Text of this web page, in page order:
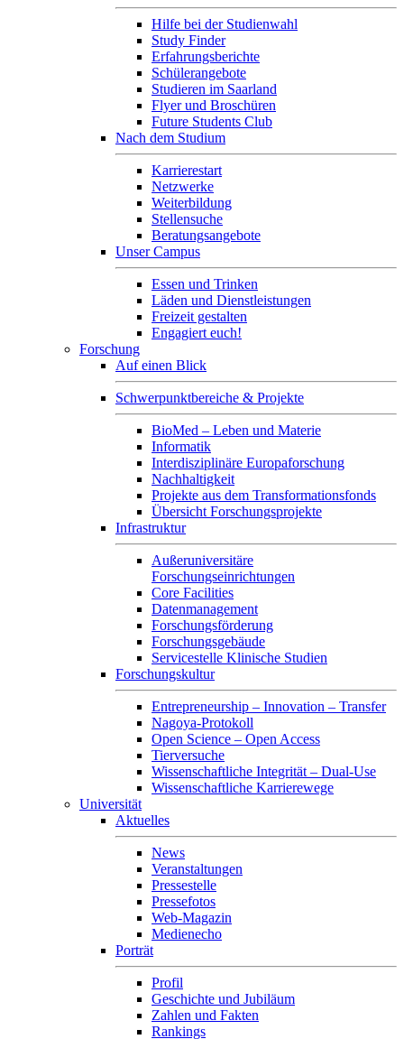
Hilfe bei der Studienwahl
Study Finder
Erfahrungsberichte
Schülerangebote
Studieren im Saarland
Flyer und Broschüren
Future Students Club
Nach dem Studium
Karrierestart
Netzwerke
Weiterbildung
Stellensuche
Beratungsangebote
Unser Campus
Essen und Trinken
Läden und Dienstleistungen
Freizeit gestalten
Engagiert euch!
Forschung
Auf einen Blick
Schwerpunktbereiche & Projekte
BioMed – Leben und Materie
Informatik
Interdisziplinäre Europaforschung
Nachhaltigkeit
Projekte aus dem Transformationsfonds
Übersicht Forschungsprojekte
Infrastruktur
Außeruniversitäre
Forschungseinrichtungen
Core Facilities
Datenmanagement
Forschungsförderung
Forschungsgebäude
Servicestelle Klinische Studien
Forschungskultur
Entrepreneurship – Innovation – Transfer
Nagoya-Protokoll
Open Science – Open Access
Tierversuche
Wissenschaftliche Integrität – Dual-Use
Wissenschaftliche Karrierewege
Universität
Aktuelles
News
Veranstaltungen
Pressestelle
Pressefotos
Web-Magazin
Medienecho
Porträt
Profil
Geschichte und Jubiläum
Zahlen und Fakten
Rankings